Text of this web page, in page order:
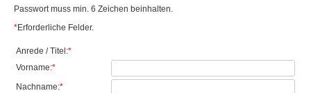
Passwort muss min. 6 Zeichen beinhalten.
*Erforderliche Felder.
Anrede / Titel:*
Vorname:*
Nachname:*